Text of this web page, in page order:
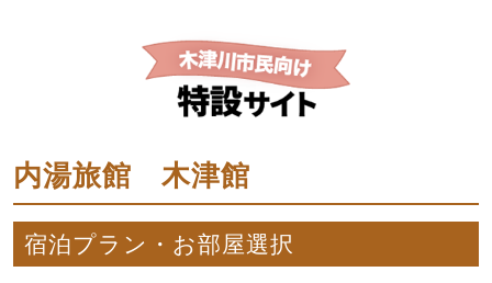
内湯旅館 木津館
宿泊プラン・お部屋選択